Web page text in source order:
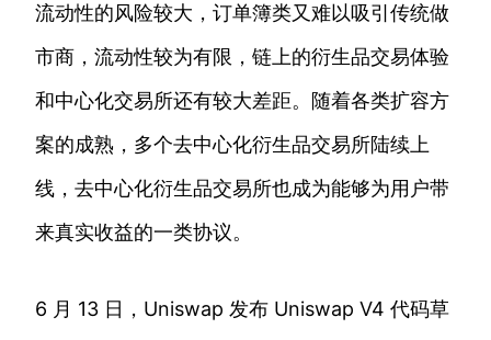
流动性的风险较大，订单簿类又难以吸引传统做
市商，流动性较为有限，链上的衍生品交易体验
和中心化交易所还有较大差距。随着各类扩容方
案的成熟，多个去中心化衍生品交易所陆续上
线，去中心化衍生品交易所也成为能够为用户带
来真实收益的一类协议。
6 月 13 日，Uniswap 发布 Uniswap V4 代码草